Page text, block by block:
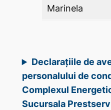
Marinela
Declarațiile de
personalului de
Complexul
Sucursala